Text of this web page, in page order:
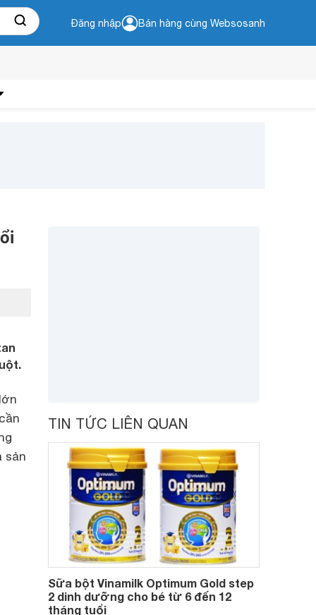
Đăng nhập Bán hàng cùng Websosanh
sản
TIN TỨC LIÊN QUAN
Sữa bột Vinamilk Optimum Gold step
2 dinh dưỡng cho bé từ 6 đến 12
tháng tuổi